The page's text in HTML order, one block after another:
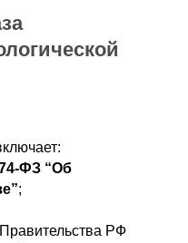
ФЗ “Об
;
РФ